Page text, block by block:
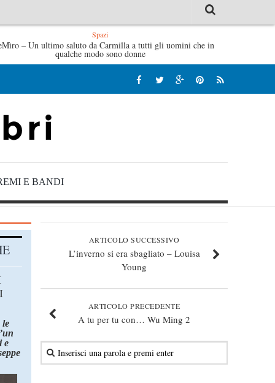
Evans L’idraulico non verrà – Fruttero & Lucentini
Spazi
– Un ultimo saluto da Carmilla a tutti gli uomini che in
qualche modo sono donne
E BANDI
ARTICOLO SUCCESSIVO
L’inverno si era sbagliato – Louisa
Young
ARTICOLO PRECEDENTE
A tu per tu con… Wu Ming 2
le
e